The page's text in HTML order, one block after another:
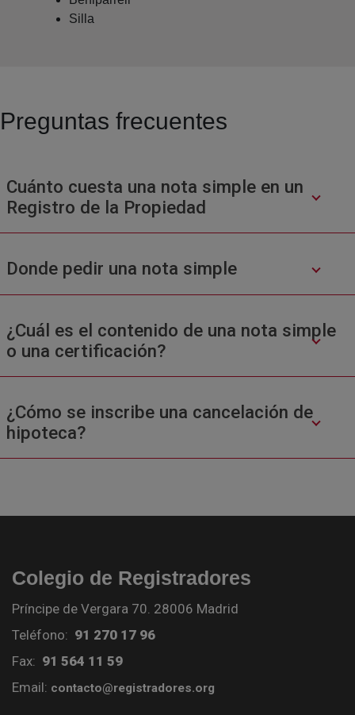
Silla
Preguntas frecuentes
Cuánto cuesta una nota simple en un
Registro de la Propiedad
Donde pedir una nota simple
¿Cuál es el contenido de una nota simple
o una certificación?
¿Cómo se inscribe una cancelación de
hipoteca?
Colegio de Registradores
Príncipe de Vergara 70. 28006 Madrid
Teléfono: 91 270 17 96
Fax: 91 564 11 59
Email: contacto@registradores.org